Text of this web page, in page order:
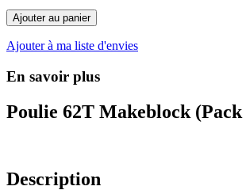
Ajouter au panier
Ajouter à ma liste d'envies
En savoir plus
Poulie 62T Makeblock (Pack
Description